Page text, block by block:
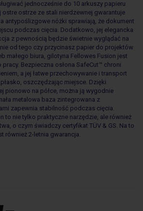
jednocześnie do 10 arkuszy papieru
ostre ostrze ze stali nierdzewnej gwarantuje
antypoślizgowe nóżki sprawiają, że dokument
podczas cięcia. Dodatkowo, jej elegancka
z pewnością będzie świetnie wyglądać na
od tego czy przycinasz papier do projektów
małego biura, gilotyna Fellowes Fusion jest
Bezpieczna osłona SafeCut™ chroni
a jej łatwe przechowywanie i transport
oszczędzając miejsce. Dzięki
pionowo na półce, można ją wygodnie
metalowa baza zintegrowana z
zapewnia stabilność podczas cięcia.
to nie tylko praktyczne narzędzie, ale również
o czym świadczy certyfikat TÜV & GS. Na to
również 2-letnia gwarancja.